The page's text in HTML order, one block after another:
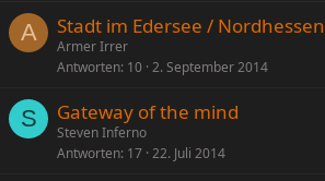
A Stadt im Edersee / Nordhessen
Armer Irrer
Antworten 10 2. September 2014
S Gateway of the mind
Steven Inferno
Antworten 17 22. Juli 2014